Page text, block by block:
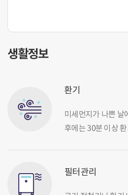
생활정보
환기
미세먼지가 나쁜 날
후에는 30분 이상
필터관리